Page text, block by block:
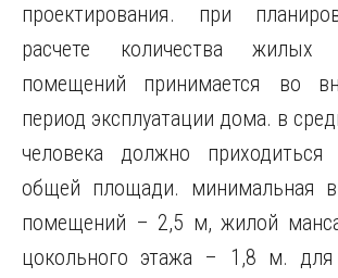
проектирования. при
расчете количества
помещений принимается во
период эксплуатации дома. в
человека должно
общей площади. минимальная
помещений – 2,5 м, жилой
цокольного этажа – 1,8 м. для